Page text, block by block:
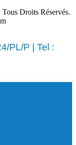
Droits Réservés.
PL/P | Tel :